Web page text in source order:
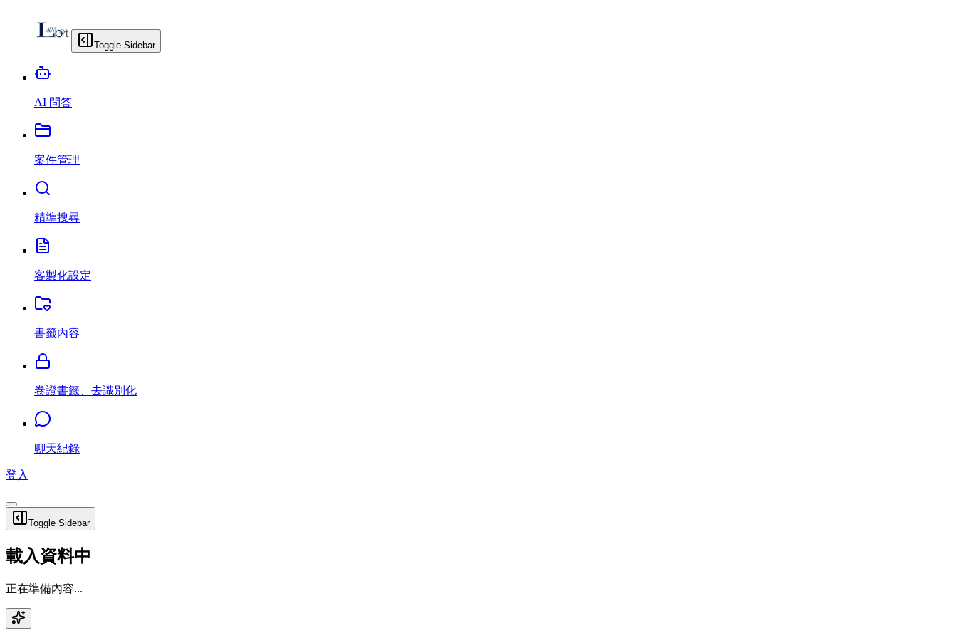
Toggle Sidebar
AI 問答
案件管理
精準搜尋
客製化設定
書籤內容
卷證書籤、去識別化
聊天紀錄
登入
Toggle Sidebar
載入資料中
正在準備內容...